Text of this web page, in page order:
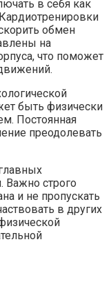
в себя как
обмен
на
что поможет
быть физически
Постоянная
преодолевать
Важно строго
и не пропускать
в других